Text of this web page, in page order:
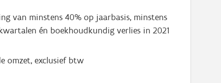
van minstens 40% op jaarbasis, minstens
én boekhoudkundig verlies in 2021
omzet, exclusief btw